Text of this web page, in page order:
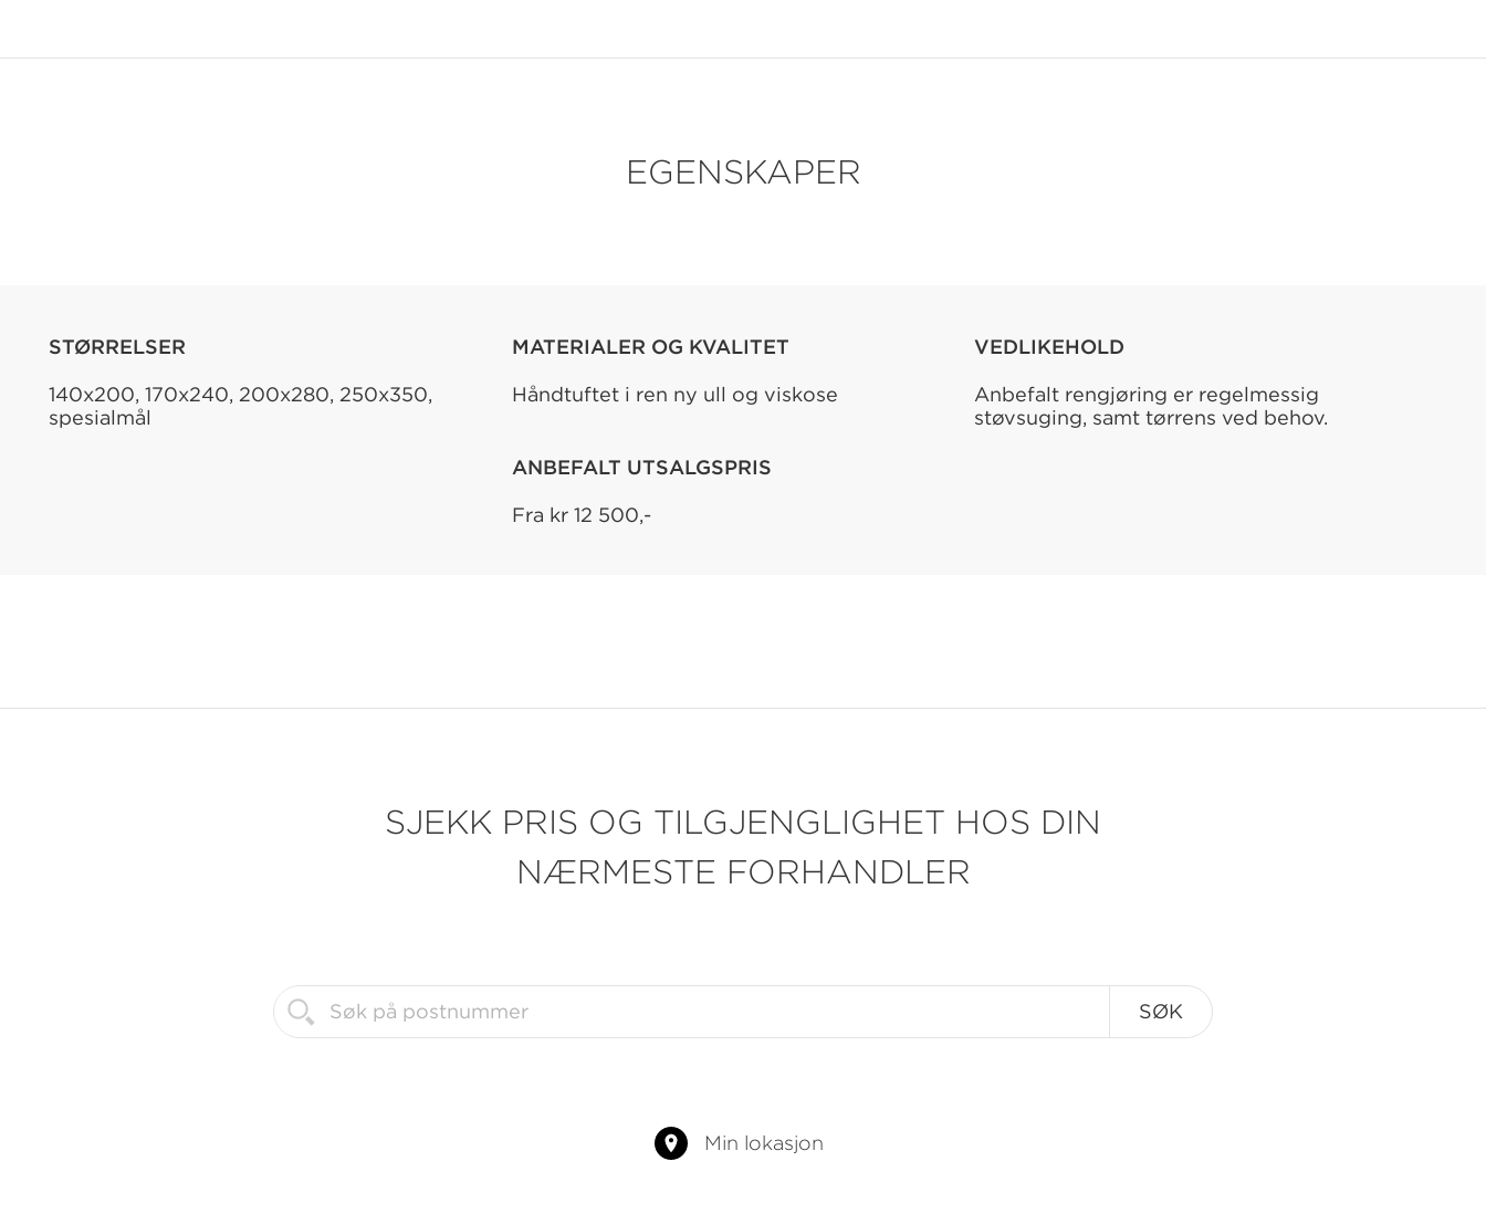
EGENSKAPER
STØRRELSER
140x200, 170x240, 200x280, 250x350,
spesialmål
MATERIALER OG KVALITET
Håndtuftet i ren ny ull og viskose
ANBEFALT UTSALGSPRIS
Fra kr 12 500,-
VEDLIKEHOLD
Anbefalt rengjøring er regelmessig
støvsuging, samt tørrens ved behov.
SJEKK PRIS OG TILGJENGLIGHET HOS DIN
NÆRMESTE FORHANDLER
Min lokasjon